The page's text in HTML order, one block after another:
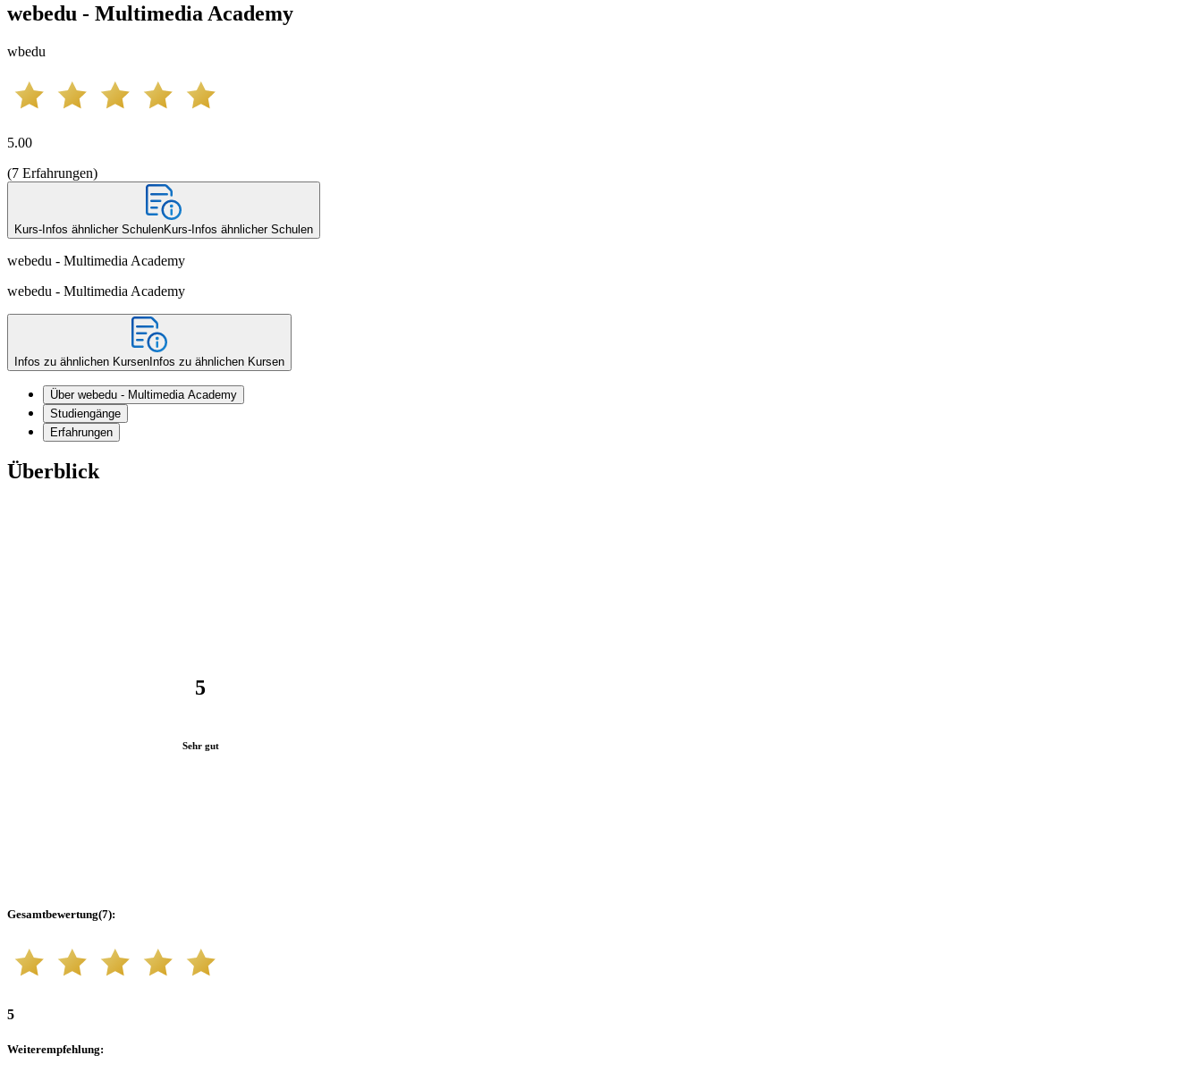
webedu - Multimedia Academy
wbedu
5.00
(7 Erfahrungen)
Kurs-Infos ähnlicher SchulenKurs-Infos ähnlicher Schulen
webedu - Multimedia Academy
webedu - Multimedia Academy
Infos zu ähnlichen Kursen Infos zu ähnlichen Kursen
Über webedu - Multimedia Academy
Studiengänge
Erfahrungen
Überblick
5
Sehr gut
Gesamtbewertung(7):
5
Weiterempfehlung: